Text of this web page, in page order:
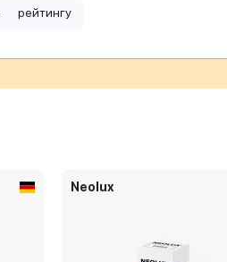
рейтингу
Neolux